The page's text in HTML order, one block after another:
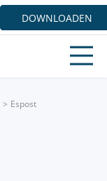
DOWNLOADEN
Espost